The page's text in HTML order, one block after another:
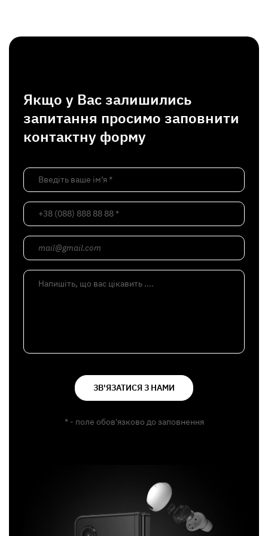
Якщо у Вас залишились
запитання просимо заповнити
контактну форму
Введіть ваше ім’я *
+38 (088) 888 88 88 *
mail@gmail.com
Напишіть, що вас цікавить ....
ЗВ'ЯЗАТИСЯ З НАМИ
* - поле обов'язково до заповнення